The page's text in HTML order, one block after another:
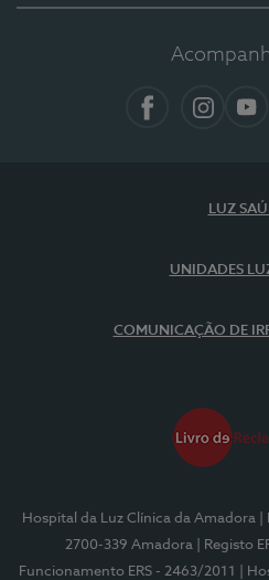
LUZ
UNIDADES
COMUNICAÇÃO DE
Hospital da Luz Clínica da Amadora
2700-339 Amadora
| Registo
Funcionamento ERS - 2463/2011
|